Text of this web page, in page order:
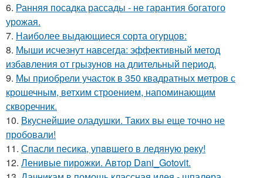
6. Ранняя посадка рассады - не гарантия богатого
урожая.
7. Наиболее выдающиеся сорта огурцов:
8. Мыши исчезнут навсегда: эффективный метод
избавления от грызунов на длительный период.
9. Мы приобрели участок в 350 квадратных метров с
крошечным, ветхим строением, напоминающим
скворечник.
10. Вкуснейшие оладушки. Таких вы еще точно не
пробовали!
11. Спасли песика, упaвшего в ледяную рeку!
12. Ленивые пирожки. Автор Dani_Gotovit.